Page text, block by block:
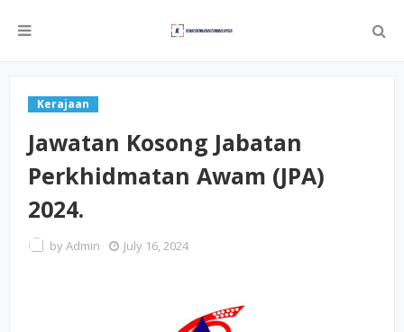
Kerajaan
Jawatan Kosong Jabatan
Perkhidmatan Awam (JPA)
2024.
byAdmin July 16, 2024